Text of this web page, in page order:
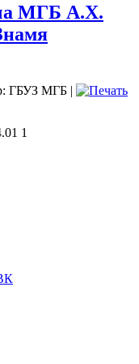
МГБ А.Х.
ГБУЗ МГБ |